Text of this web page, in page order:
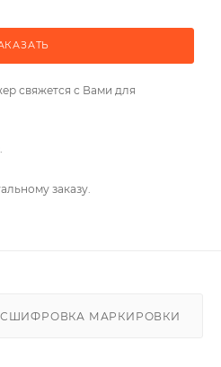
свяжется с Вами для
заказу.
МАРКИРОВКИ